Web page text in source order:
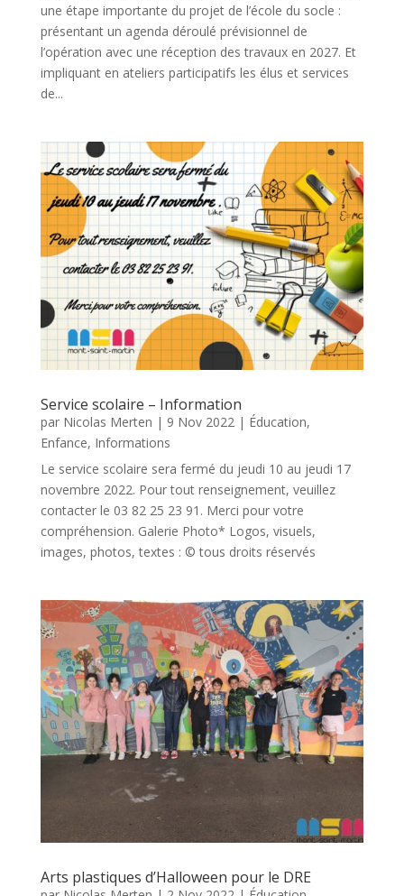
une étape importante du projet de l’école du socle :
présentant un agenda déroulé prévisionnel de
l’opération avec une réception des travaux en 2027. Et
impliquant en ateliers participatifs les élus et services
de...
Service scolaire – Information
par Nicolas Merten | 9 Nov 2022| Éducation,
Enfance, Informations
Le service scolaire sera fermé du jeudi 10 au jeudi 17
novembre 2022. Pour tout renseignement, veuillez
contacter le 03 82 25 23 91. Merci pour votre
compréhension. Galerie Photo* Logos, visuels,
images, photos, textes : © tous droits réservés
Arts plastiques d’Halloween pour le DRE